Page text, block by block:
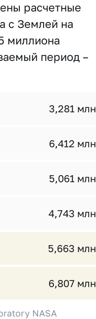
расчетные
с Землей на
миллиона
период –
3,281
6,412
5,061
4,743
5,663
6,807
NASA